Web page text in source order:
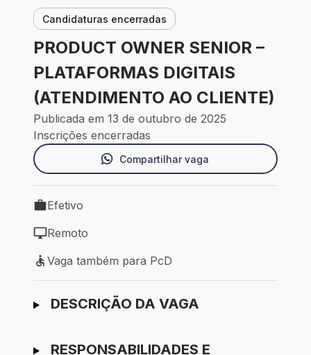
Candidaturas encerradas
PRODUCT OWNER SENIOR –
PLATAFORMAS DIGITAIS
(ATENDIMENTO AO CLIENTE)
Publicada em 13 de outubro de 2025
Inscrições encerradas
Compartilhar vaga
Tipo de vaga: Efetivo
Efetivo
Modelo de trabalho: Remoto
Remoto
Vaga também para PcD
Vaga também para PcD
Ir para candidatura
DESCRIÇÃO DA VAGA
RESPONSABILIDADES E